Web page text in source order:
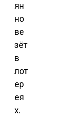
ян
но
ве
зёт
в
лот
ер
ея
х.